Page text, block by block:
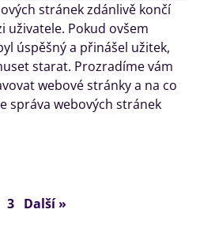
stránek zdánlivě končí
uživatele. Pokud ovšem
úspěšný a přinášel užitek,
starat. Prozradíme vám
webové stránky a na co
správa webových stránek
3 Další »